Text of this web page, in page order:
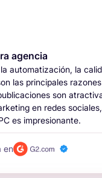
agencia
automatización, la
las principales
son
en redes
es impresionante.
en